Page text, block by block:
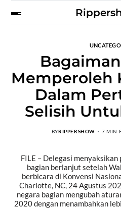
Memperoleh
Dalam
Selisih
BYRIPPERSHOW 7 MIN
FILE – Delegasi
bagian berlanjut setelah
berbicara di Konvensi
Charlotte, NC, 24 Agustus
negara bagian mengubah
2020 dengan menambahkan